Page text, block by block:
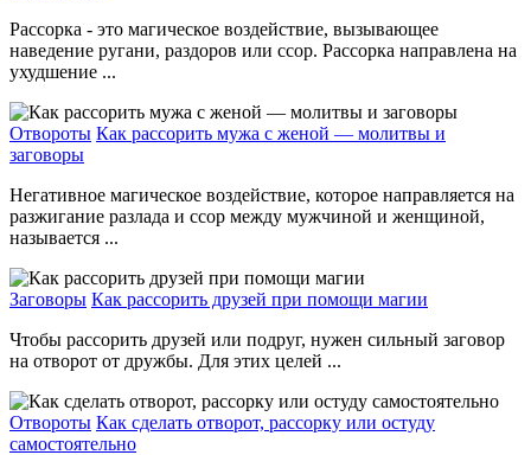
Рассорка - это магическое воздействие, вызывающее
наведение ругани, раздоров или ссор. Рассорка направлена на
ухудшение ...
Отвороты Как рассорить мужа с женой — молитвы и
заговоры
Негативное магическое воздействие, которое направляется на
разжигание разлада и ссор между мужчиной и женщиной,
называется ...
Заговоры Как рассорить друзей при помощи магии
Чтобы рассорить друзей или подруг, нужен сильный заговор
на отворот от дружбы. Для этих целей ...
Отвороты Как сделать отворот, рассорку или остуду
самостоятельно